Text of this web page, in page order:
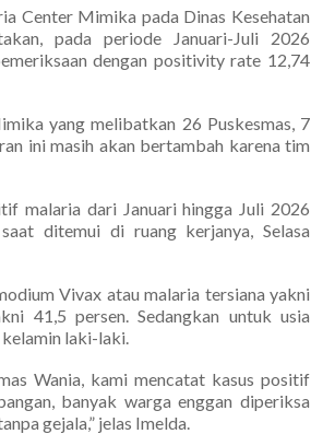
Center Mimika pada Dinas Kesehatan
pada periode Januari-Juli 2026
dengan positivity rate 12,74
yang melibatkan 26 Puskesmas, 7
ini masih akan bertambah karena tim
malaria dari Januari hingga Juli 2026
ditemui di ruang kerjanya, Selasa
Vivax atau malaria tersiana yakni
41,5 persen. Sedangkan untuk usia
laki-laki.
Wania, kami mencatat kasus positif
banyak warga enggan diperiksa
gejala,” jelas Imelda.